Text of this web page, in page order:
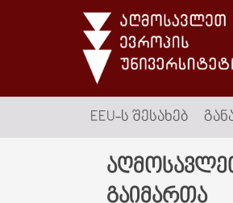
EEU-Ს ᲨᲔᲡᲐᲮᲔᲑ
გაიმართა